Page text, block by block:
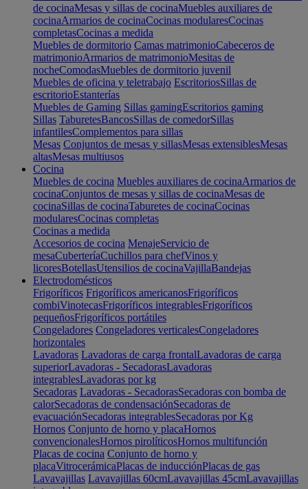
de cocinaMesas y sillas de cocinaMuebles auxiliares de
cocinaArmarios de cocinaCocinas modularesCocinas
completasCocinas a medida
Muebles de dormitorio Camas matrimonioCabeceros de
matrimonioArmarios de matrimonioMesitas de
nocheComodasMuebles de dormitorio juvenil
Muebles de oficina y teletrabajo EscritoriosSillas de
escritorioEstanterías
Muebles de Gaming Sillas gamingEscritorios gaming
Sillas TaburetesBancosSillas de comedorSillas
infantilesComplementos para sillas
Mesas Conjuntos de mesas y sillasMesas extensiblesMesas
altasMesas multiusos
Cocina
Muebles de cocina Muebles auxiliares de cocinaArmarios de
cocinaConjuntos de mesas y sillas de cocinaMesas de
cocinaSillas de cocinaTaburetes de cocinaCocinas
modularesCocinas completas
Cocinas a medida
Accesorios de cocina MenajeServicio de
mesaCuberteríaCuchillos para chefVinos y
licoresBotellasUtensilios de cocinaVajillaBandejas
Electrodomésticos
Frigoríficos Frigoríficos americanosFrigoríficos
combiVinotecasFrigoríficos integrablesFrigoríficos
pequeñosFrigoríficos portátiles
Congeladores Congeladores verticalesCongeladores
horizontales
Lavadoras Lavadoras de carga frontalLavadoras de carga
superiorLavadoras - SecadorasLavadoras
integrablesLavadoras por kg
Secadoras Lavadoras - SecadorasSecadoras con bomba de
calorSecadoras de condensaciónSecadoras de
evacuaciónSecadoras integrablesSecadoras por Kg
Hornos Conjunto de horno y placaHornos
convencionalesHornos pirolíticosHornos multifunción
Placas de cocina Conjunto de horno y
placaVitrocerámicaPlacas de inducciónPlacas de gas
Lavavajillas Lavavajillas 60cmLavavajillas 45cmLavavajillas